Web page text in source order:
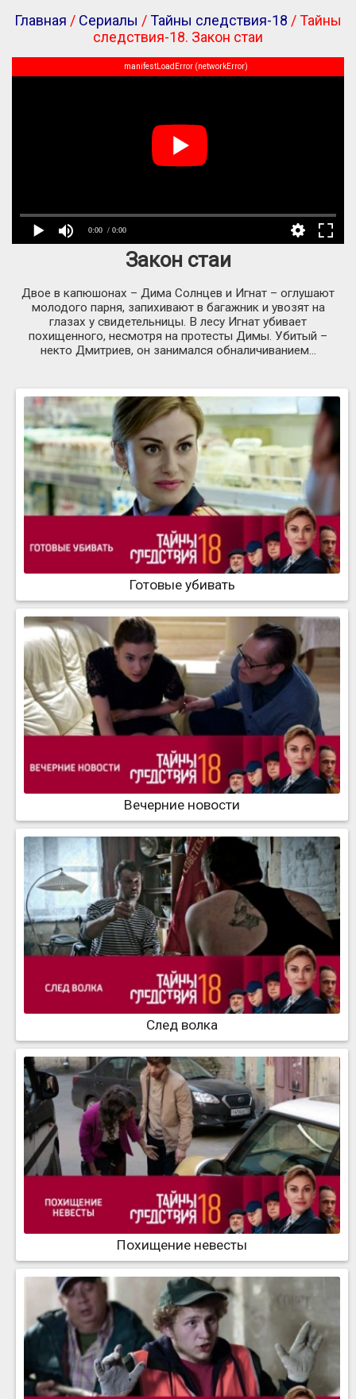
Главная / Сериалы /Тайны следствия-18 / Тайны
следствия-18. Закон стаи
0:00 / 0:00
manifestLoadError (networkError)
Закон стаи
Двое в капюшонах – Дима Солнцев и Игнат – оглушают
молодого парня, запихивают в багажник и увозят на
глазах у свидетельницы. В лесу Игнат убивает
похищенного, несмотря на протесты Димы. Убитый –
некто Дмитриев, он занимался обналичиванием...
Готовые убивать
Вечерние новости
След волка
Похищение невесты